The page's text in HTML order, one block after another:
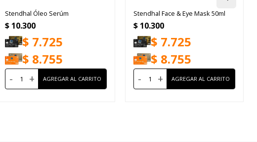
Stendhal Óleo Serúm
$ 10.300
$ 7.725
$ 8.755
- +
Stendhal Face & Eye Mask 50ml
$ 10.300
$ 7.725
$ 8.755
- +